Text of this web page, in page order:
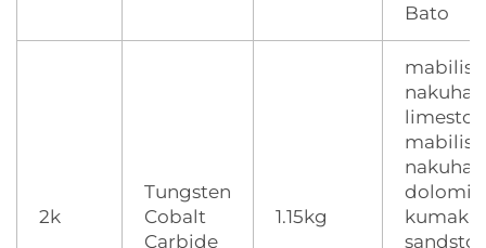
Bato
2k
Tungsten
Cobalt
Carbide
1.15kg
mabilis
nakuha
mabilis
nakuha